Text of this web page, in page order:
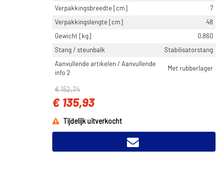
Verpakkingsbreedte [cm]
7
Verpakkingslengte [cm]
48
Gewicht [kg]
0,860
Stang / steunbalk
Stabilisatorstang
Aanvullende artikelen / Aanvullende
info 2
Met rubberlager
€ 152,74
€ 135,93
Tijdelijk uitverkocht